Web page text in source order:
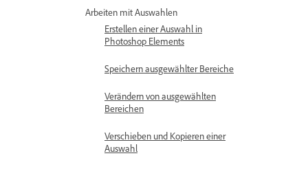
Arbeiten mit Auswahlen
Erstellen einer Auswahl in
Photoshop Elements
Speichern ausgewählter Bereiche
Verändern von ausgewählten
Bereichen
Verschieben und Kopieren einer
Auswahl